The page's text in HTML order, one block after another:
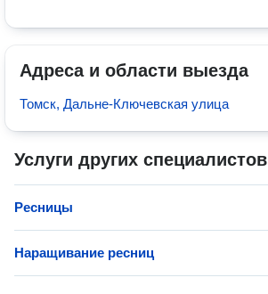
Адреса и области выезда
Томск, Дальне-Ключевская улица
Услуги других специалистов
Ресницы
Наращивание ресниц